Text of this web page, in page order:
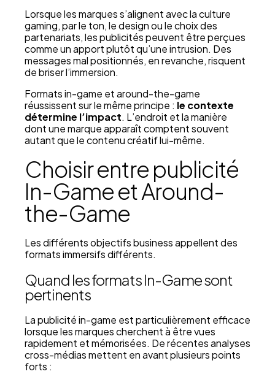
Lorsque les marques s’alignent avec la culture
gaming, par le ton, le design ou le choix des
partenariats, les publicités peuvent être perçues
comme un apport plutôt qu’une intrusion. Des
messages mal positionnés, en revanche, risquent
de briser l’immersion.
Formats in-game et around-the-game
réussissent sur le même principe : le contexte
détermine l’impact. L’endroit et la manière
dont une marque apparaît comptent souvent
autant que le contenu créatif lui-même.
Choisir entre publicité
In-Game et Around-
the-Game
Les différents objectifs business appellent des
formats immersifs différents.
Quand les formats In-Game sont
pertinents
La publicité in-game est particulièrement efficace
lorsque les marques cherchent à être vues
rapidement et mémorisées. De récentes analyses
cross-médias mettent en avant plusieurs points
forts :